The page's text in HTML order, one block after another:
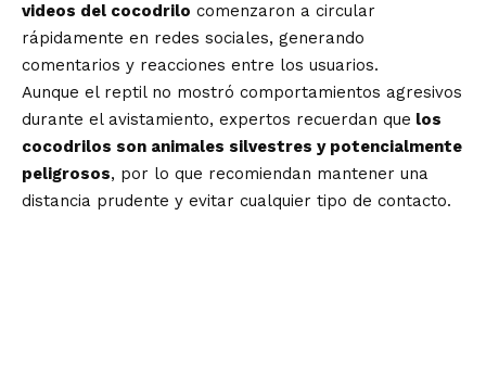
videos del cocodrilo comenzaron a circular
rápidamente en redes sociales, generando
comentarios y reacciones entre los usuarios.
Aunque el reptil no mostró comportamientos agresivos
durante el avistamiento, expertos recuerdan que los
cocodrilos son animales silvestres y potencialmente
peligrosos, por lo que recomiendan mantener una
distancia prudente y evitar cualquier tipo de contacto.